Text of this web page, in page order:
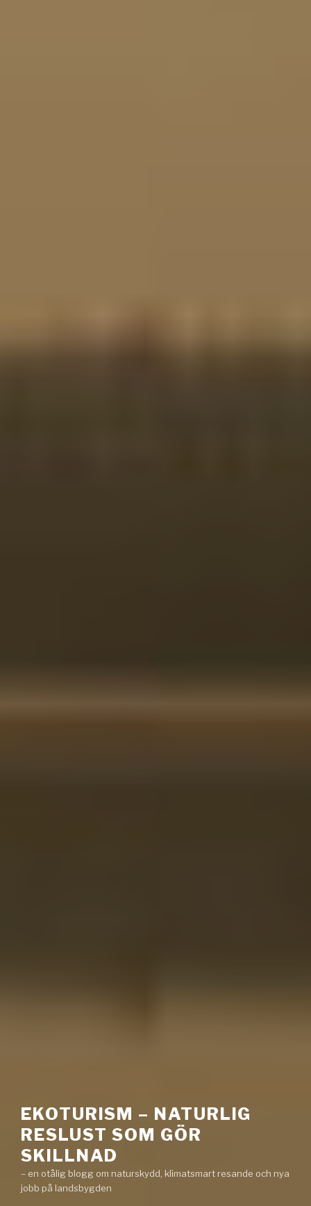
EKOTURISM – NATURLIG
RESLUST SOM GÖR
SKILLNAD
– en otålig blogg om naturskydd, klimatsmart resande och nya
jobb på landsbygden